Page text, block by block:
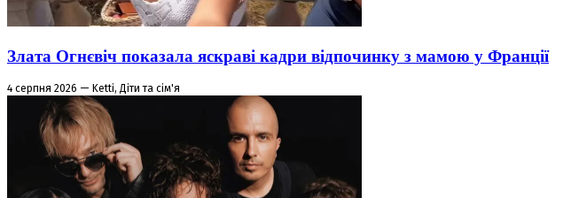
Злата Огнєвіч показала яскраві кадри відпочинку з мамою у Франції
4 серпня 2026 — Ketti, Діти та сім'я